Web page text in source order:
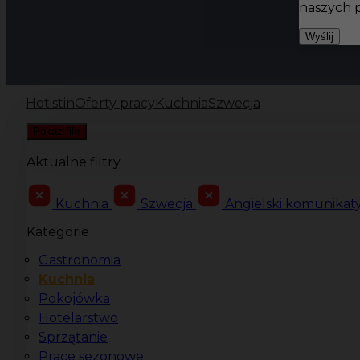
HotistinOferty pracy KuchniaSzwecja
Pokaż filtr
Aktualne filtry
Kuchnia Szwecja
Angielski
Kategorie
Gastronomia
Kuchnia
Pokojówka
Hotelarstwo
Sprzątanie
Prace sezonowe
naszych
Wyślij